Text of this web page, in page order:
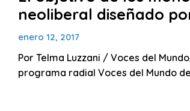
neoliberal diseñado
enero 12, 2017
Por Telma Luzzani / Voces del
programa radial Voces del Mundo